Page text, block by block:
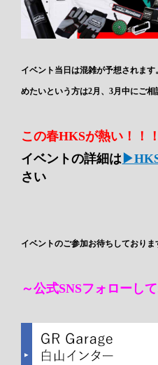
イベント当日は混雑が予想されま
めたいという方は2月、3月中にご相
この春HKSが熱い！！
イベントの詳細は
さい
イベントのご参加お待ちしており
～公式SNSフォローし